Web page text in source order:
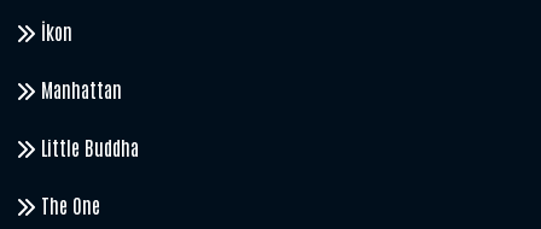
İkon
Manhattan
Little Buddha
The One